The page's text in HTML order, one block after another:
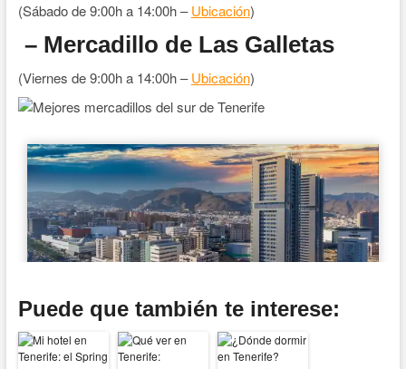
(Sábado de 9:00h a 14:00h –Ubicación)
– Mercadillo de Las Galletas
(Viernes de 9:00h a 14:00h –Ubicación)
Puede que también te interese: